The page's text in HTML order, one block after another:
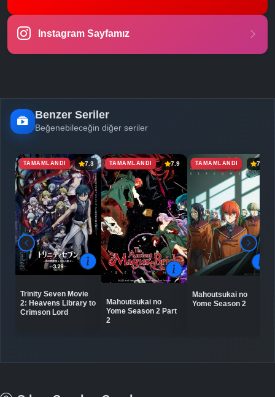
-Bölüm No: 24
Instagram Sayfamız
Benzer Seriler
Beğenebileceğin diğer seriler
TAMAMLANDI 7.3
Trinity Seven Movie
2: Heavens Library to
Crimson Lord
TAMAMLANDI 7.9
Mahoutsukai no
Yome Season 2 Part
2
TAMAMLANDI 7.8
Mahoutsukai no
Yome Season 2